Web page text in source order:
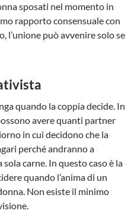
sposati nel momento in
rapporto consensuale con
l’unione può avvenire solo se
quando la coppia decide. In
avere quanti partner
in cui decidono che la
perché andranno a
carne. In questo caso è la
quando l’anima di un
Non esiste il minimo